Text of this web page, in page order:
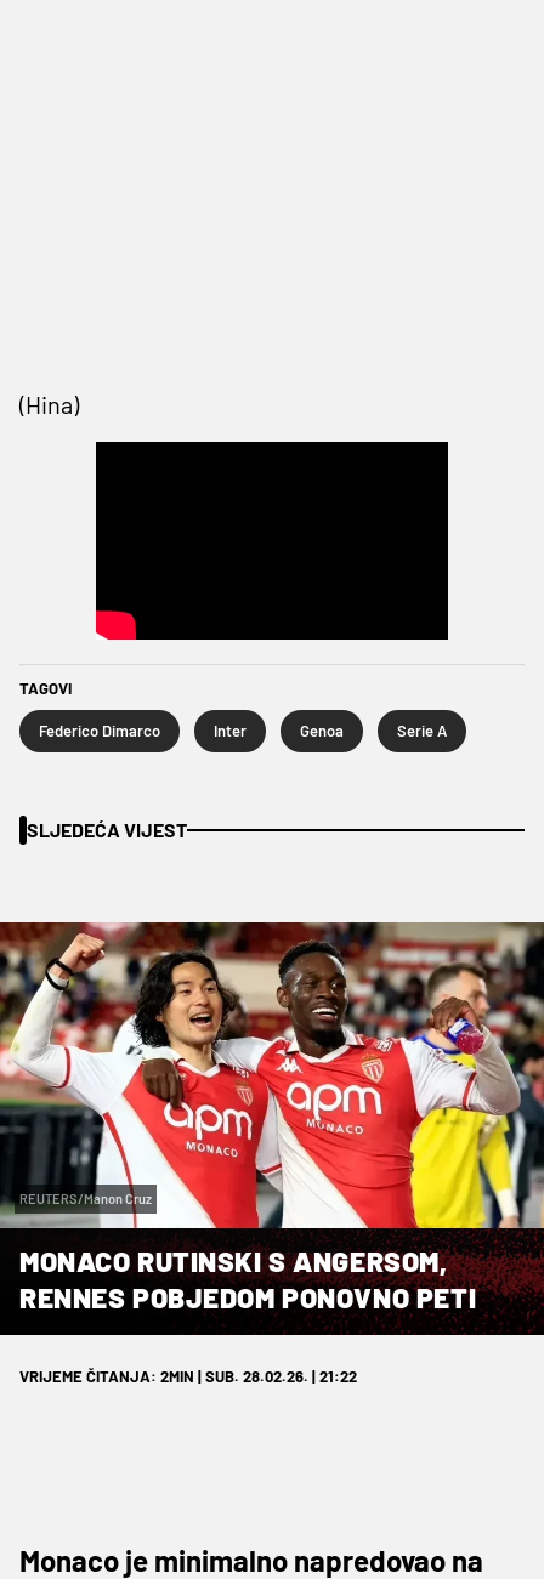
(Hina)
TAGOVI
Federico Dimarco Inter Genoa Serie A
SLJEDEĆA VIJEST
REUTERS/Manon Cruz
MONACO RUTINSKI S ANGERSOM,
RENNES POBJEDOM PONOVNO PETI
VRIJEME ČITANJA: 2MIN | SUB. 28.02.26. | 21:22
Monaco je minimalno napredovao na